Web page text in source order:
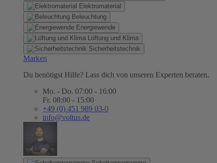
Elektromaterial
Beleuchtung
Energiewende
Lüftung und Klima
Sicherheitstechnik
Marken
Du benötigst Hilfe? Lass dich von unseren Experten beraten.
Mo. - Do. 07:00 - 16:00
Fr. 08:00 - 15:00
+49 (0) 451 989 03-0
info@voltus.de